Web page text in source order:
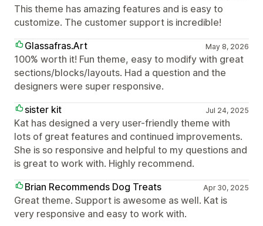
This theme has amazing features and is easy to
customize. The customer support is incredible!
Glassafras.Art
May 8, 2026
100% worth it! Fun theme, easy to modify with great
sections/blocks/layouts. Had a question and the
designers were super responsive.
sister kit
Jul 24, 2025
Kat has designed a very user-friendly theme with
lots of great features and continued improvements.
She is so responsive and helpful to my questions and
is great to work with. Highly recommend.
Brian Recommends Dog Treats
Apr 30, 2025
Great theme. Support is awesome as well. Kat is
very responsive and easy to work with.